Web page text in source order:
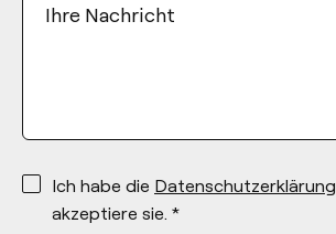
Ihre Nachricht
*
Ich habe die Datenschutzerklärung
akzeptiere sie. *